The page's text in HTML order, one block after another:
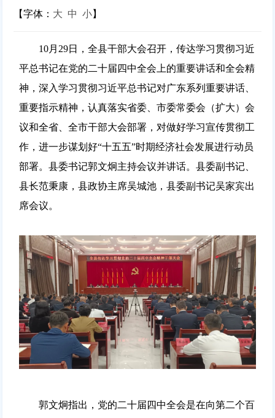
【字体： 大 中 小】
10月29日
，全县干部大会召开，传达学习贯彻习近
平总书记在党的二十届四中全会上的重要讲话和全会精
神，深入学习贯彻习近平总书记对广东系列重要讲话、
重要指示精神，认真落实省委、市委常委会（扩大）会
议和全省、全市干部大会部署，对做好学习宣传贯彻工
作，进一步谋划好“十五五”时期经济社会发展进行动员
部署。县委书记郭文炯主持会议并讲话。县委副书记、
县长范秉康，县政协主席吴城池，县委副书记吴家宾出
席会议。
郭文炯指出，党的二十届四中全会是在向第二个百